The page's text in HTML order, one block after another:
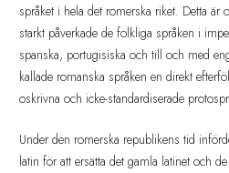
språket i hela det romerska riket. Detta är
starkt påverkade de folkliga språken i
spanska, portugisiska och till och med
kallade romanska språken en direkt
oskrivna och icke-standardiserade
Under den romerska republikens tid
latin för att ersätta det gamla latinet och